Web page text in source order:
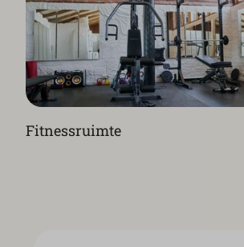
Fitnessruimte